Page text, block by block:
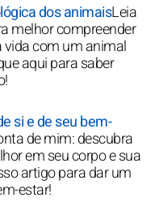
dos animaisLeia
melhor compreender
com um animal
aqui para saber
si e de seu bem-
de mim: descubra
em seu corpo e sua
artigo para dar um
estar!